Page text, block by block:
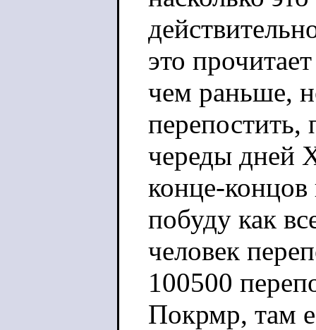
это
чем раньше,
перепостить,
череды дней
конце-
побуду как
человек
100500
Покрмр, там